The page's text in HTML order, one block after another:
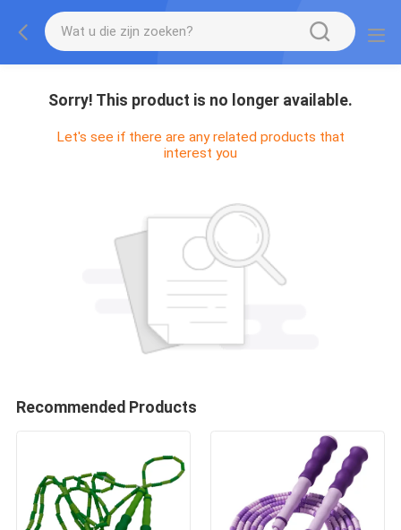
Sorry! This product is no longer available.
Let's see if there are any related products that
interest you
Recommended Products